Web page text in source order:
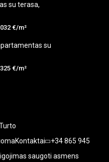
su terasa,
€/m²
su
€/m²
Kontaktai +34 865 945
saugoti asmens